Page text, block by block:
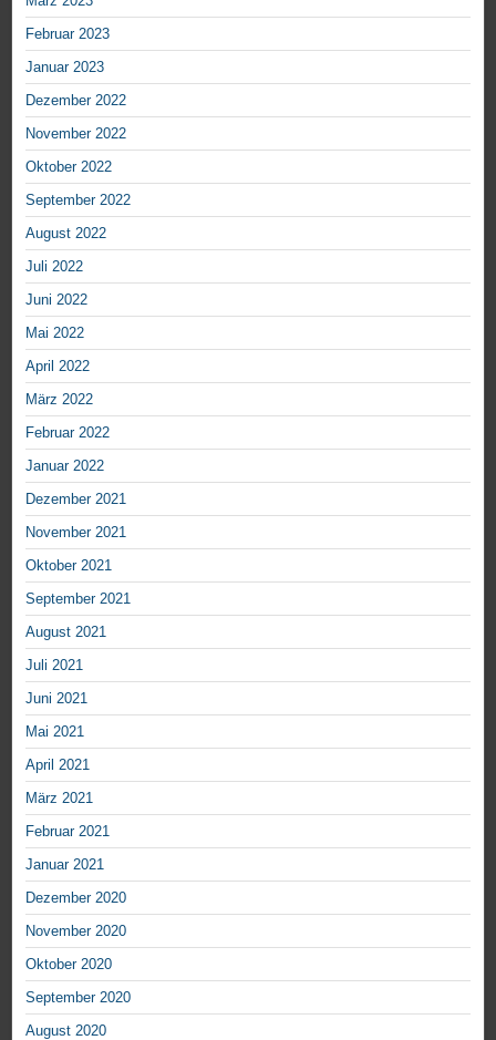
Februar 2023
Januar 2023
Dezember 2022
November 2022
Oktober 2022
September 2022
August 2022
Juli 2022
Juni 2022
Mai 2022
April 2022
März 2022
Februar 2022
Januar 2022
Dezember 2021
November 2021
Oktober 2021
September 2021
August 2021
Juli 2021
Juni 2021
Mai 2021
April 2021
März 2021
Februar 2021
Januar 2021
Dezember 2020
November 2020
Oktober 2020
September 2020
August 2020